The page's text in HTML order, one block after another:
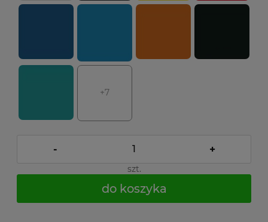
+7
- +
szt.
do koszyka